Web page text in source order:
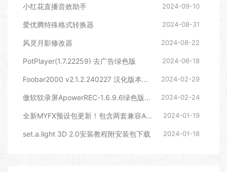
小红花直播音效助手 2024-09-10
爱优腾特殊格式转换器 2024-08-31
风灵月影修改器 2024-08-22
PotPlayer(1.7.22259) 去广告绿色版 2024-06-18
Foobar2000 v2.1.2.240227 汉化版本下载 2024-02-29
傲软软录屏ApowerREC-1.6.9.6绿色版本 2024-02-24
全新MYFX预设包更新！包含两套兼容AEPR的预设，后期剪辑包装必备 2024-01-19
set.a.light 3D 2.0安装教程附安装包下载 2024-01-18